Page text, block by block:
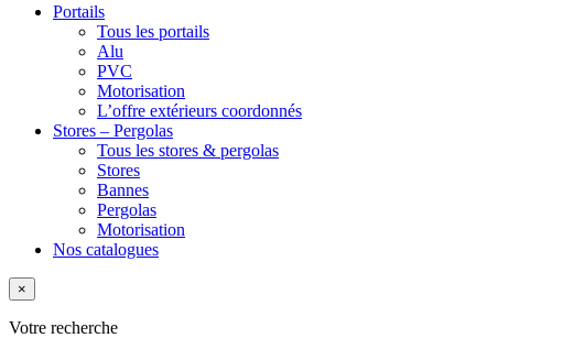
Portails
Tous les portails
Alu
PVC
Motorisation
L’offre extérieurs coordonnés
Stores – Pergolas
Tous les stores & pergolas
Stores
Bannes
Pergolas
Motorisation
Nos catalogues
×
Votre recherche